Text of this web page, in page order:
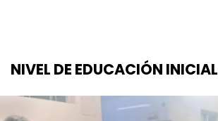
NIVEL DE EDUCACIÓN INICIAL